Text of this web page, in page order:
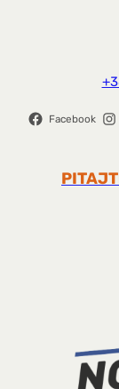
Facebook